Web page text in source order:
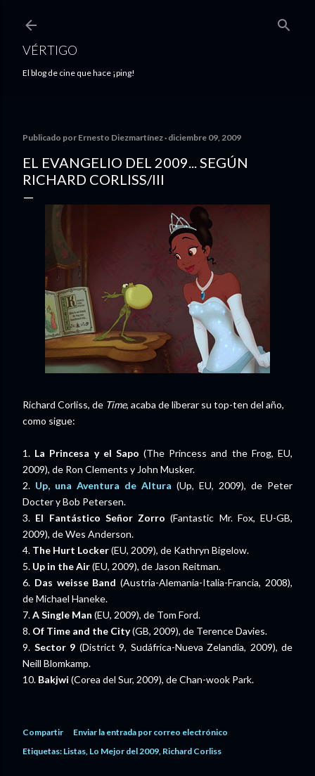
VÉRTIGO
El blog de cine que hace ¡ping!
Publicado por Ernesto Diezmartínez diciembre 09, 2009
EL EVANGELIO DEL 2009... SEGÚN
RICHARD CORLISS/III
Richard Corliss, de Time, acaba de liberar su top-ten del año,
como sigue:
1. La Princesa y el Sapo (The Princess and the Frog, EU,
2009), de Ron Clements y John Musker.
2. Up, una Aventura de Altura (Up, EU, 2009), de Peter
Docter y Bob Petersen.
3. El Fantástico Señor Zorro (Fantastic Mr. Fox, EU-GB,
2009), de Wes Anderson.
4. The Hurt Locker(EU, 2009), de Kathryn Bigelow.
5. Up in the Air(EU, 2009), de Jason Reitman.
6. Das weisse Band (Austria-Alemania-Italia-Francia, 2008),
de Michael Haneke.
7.A Single Man (EU, 2009), de Tom Ford.
8. Of Time and the City(GB, 2009), de Terence Davies.
9. Sector 9 (District 9, Sudáfrica-Nueva Zelandia, 2009), de
Neill Blomkamp.
10. Bakjwi (Corea del Sur, 2009), de Chan-wook Park.
Compartir
Enviar la entrada por correo electrónico
Etiquetas: Listas Lo Mejor del 2009 Richard Corliss